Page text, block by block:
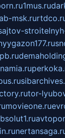
1mus.ru
msk.ru
tor-
movieone.ru